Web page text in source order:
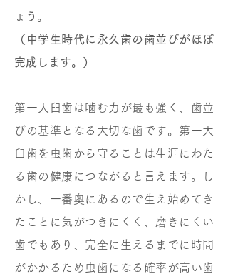
ょう。
（中学生時代に永久歯の歯並びがほぼ
完成します。）
第一大臼歯は噛む力が最も強く、歯並
びの基準となる大切な歯です。第一大
臼歯を虫歯から守ることは生涯にわた
る歯の健康につながると言えます。し
かし、一番奥にあるので生え始めてき
たことに気がつきにくく、磨きにくい
歯でもあり、完全に生えるまでに時間
がかかるため虫歯になる確率が高い歯